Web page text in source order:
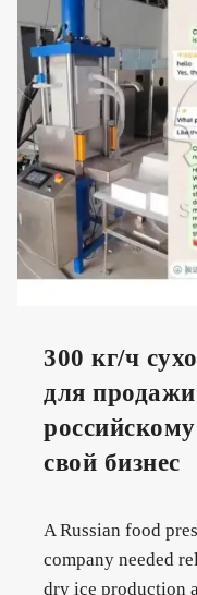
300 кг/ч
для
свой бизнес
A Russian food
company needed
dry ice production